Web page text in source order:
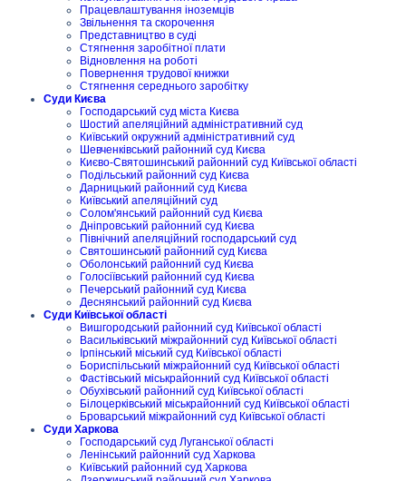
Працевлаштування іноземців
Звільнення та скорочення
Представництво в суді
Стягнення заробітної плати
Відновлення на роботі
Повернення трудової книжки
Стягнення середнього заробітку
Суди Києва
Господарський суд міста Києва
Шостий апеляційний адміністративний суд
Київський окружний адміністративний суд
Шевченківський районний суд Києва
Києво-Святошинський районний суд Київської області
Подільський районний суд Києва
Дарницький районний суд Києва
Київський апеляційний суд
Солом'янський районний суд Києва
Дніпровський районний суд Києва
Північний апеляційний господарський суд
Святошинський районний суд Києва
Оболонський районний суд Києва
Голосіївський районний суд Києва
Печерський районний суд Києва
Деснянський районний суд Києва
Суди Київської області
Вишгородський районний суд Київської області
Васильківський міжрайонний суд Київської області
Ірпінський міський суд Київської області
Бориспільський міжрайонний суд Київської області
Фастівський міськрайонний суд Київської області
Обухівський районний суд Київської області
Білоцерківський міськрайонний суд Київської області
Броварський міжрайонний суд Київської області
Суди Харкова
Господарський суд Луганської області
Ленінський районний суд Харкова
Київський районний суд Харкова